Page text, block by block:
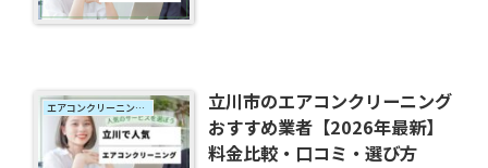
エアコンクリーニング地域別おすすめ
立川市のエアコンクリーニング
おすすめ業者【2026年最新】
料金比較・口コミ・選び方